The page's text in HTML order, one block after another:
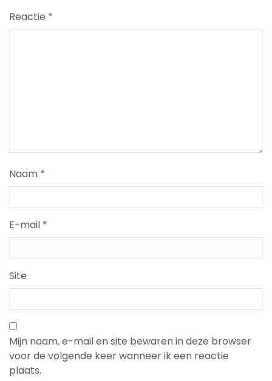
Reactie *
Naam *
E-mail *
Site
Mijn naam, e-mail en site bewaren in deze browser
voor de volgende keer wanneer ik een reactie
plaats.